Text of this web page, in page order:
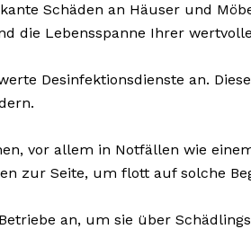
Schäden an Häuser und
die Lebensspanne Ihrer
Desinfektionsdienste an.
vor allem in Notfällen wie
zur Seite, um flott auf solche
an, um sie über